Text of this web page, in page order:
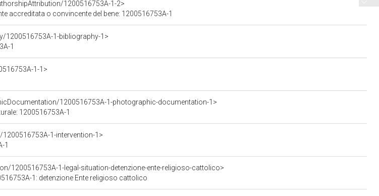
1200516753A-1-2>
accreditata o convincente del bene: 1200516753A-1
1-bibliography-1>
1
1-1>
1200516753A-1-photographic-documentation-1>
1200516753A-1
1-intervention-1>
1
1200516753A-1-legal-situation-detenzione-ente-religioso-cattolico>
1: detenzione Ente religioso cattolico